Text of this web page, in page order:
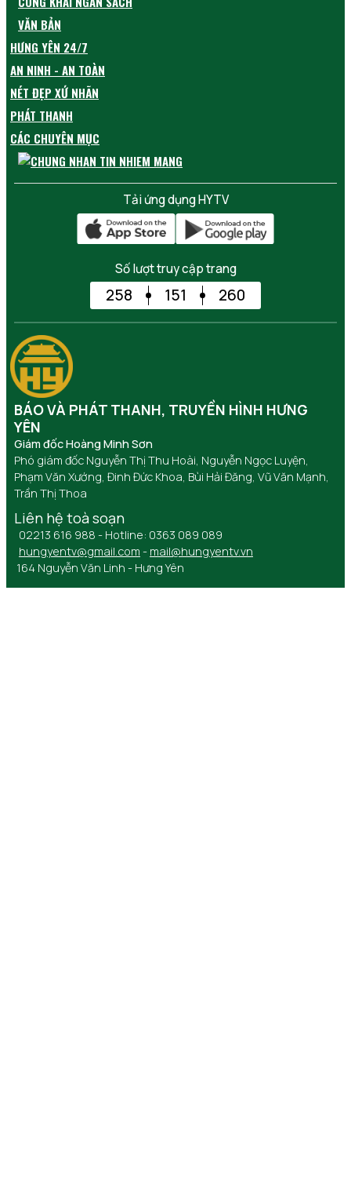
VĂN BẢN
HƯNG YÊN 24/7
AN NINH - AN TOÀN
NÉT ĐẸP XỨ NHÃN
PHÁT THANH
CÁC CHUYÊN MỤC
Tải ứng dụng HYTV
Số lượt truy cập trang
258 151 260
BÁO VÀ PHÁT THANH, TRUYỀN HÌNH HƯNG
YÊN
Giám đốc Hoàng Minh Sơn
Phó giám đốc Nguyễn Thị Thu Hoài, Nguyễn Ngọc Luyện,
Phạm Văn Xướng, Đinh Đức Khoa, Bùi Hải Đăng, Vũ Văn Mạnh,
Trần Thị Thoa
Liên hệ toà soạn
02213 616 988 - Hotline: 0363 089 089
hungyentv@gmail.com - mail@hungyentv.vn
164 Nguyễn Văn Linh - Hưng Yên